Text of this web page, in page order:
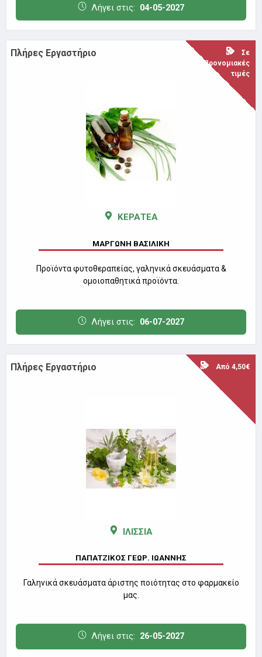
Λήγει στις: 04-05-2027
Πλήρες Εργαστήριο
Σε
Προνομιακές
τιμές
ΚΕΡΑΤΕΑ
ΜΑΡΓΩΝΗ ΒΑΣΙΛΙΚΗ
Προϊόντα φυτοθεραπείας, γαληνικά σκευάσματα &
ομοιοπαθητικά προϊόντα.
Λήγει στις: 06-07-2027
Πλήρες Εργαστήριο Από 4,50€
ΙΛΙΣΣΙΑ
ΠΑΠΑΤΖΙΚΟΣ ΓΕΩΡ. ΙΩΑΝΝΗΣ
Γαληνικά σκευάσματα άριστης ποιότητας στο φαρμακείο
μας.
Λήγει στις: 26-05-2027